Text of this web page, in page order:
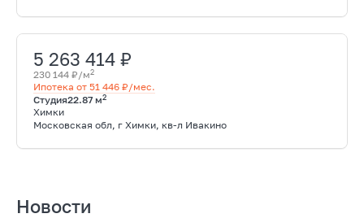
5 263 414 ₽
230 144 ₽/м2
Ипотека от 51 446 ₽/мес.
Студия22.87 м2
Химки
Московская обл, г Химки, кв-л Ивакино
Новости